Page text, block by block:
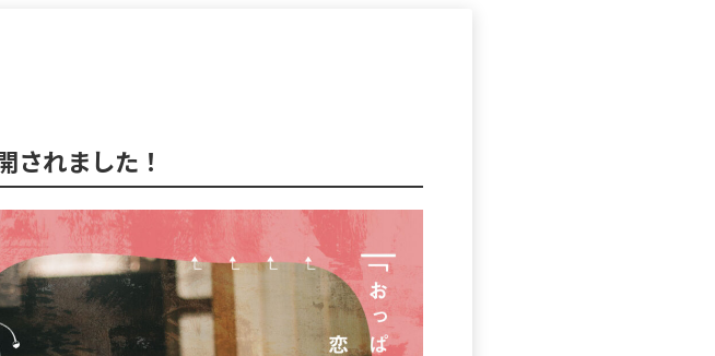
されました！